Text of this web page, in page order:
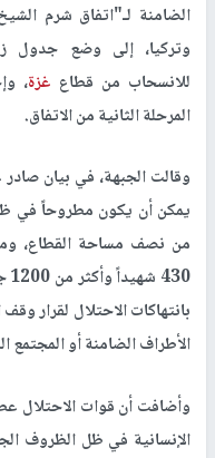
الضامنة لـ"اتفاق شرم
وتركيا، إلى وضع جدول
للانسحاب من قطاع غزة،
المرحلة الثانية من الاتفاق.
وقالت الجبهة، في بيان
يمكن أن يكون مطروحاً في
من نصف مساحة القطاع،
بانتهاكات الاحتلال لقرار
الأطراف الضامنة أو المجتمع
وأضافت أن قوات الاحتلال
الإنسانية في ظل الظروف